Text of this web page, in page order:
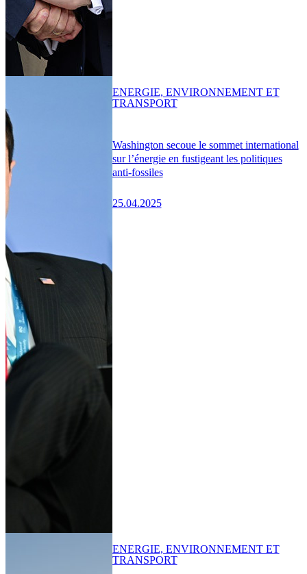
Washington secoue le sommet international
sur l’énergie en fustigeant les politiques
anti-fossiles
25.04.2025
ENERGIE, ENVIRONNEMENT ET
TRANSPORT
ENERGIE, ENVIRONNEMENT ET
TRANSPORT